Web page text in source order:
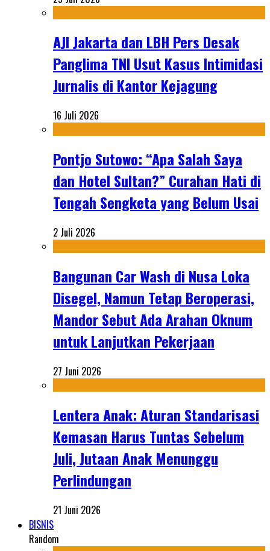
AJI Jakarta dan LBH Pers Desak
Panglima TNI Usut Kasus Intimidasi
Jurnalis di Kantor Kejagung
16 Juli 2026
Pontjo Sutowo: “Apa Salah Saya
dan Hotel Sultan?” Curahan Hati di
Tengah Sengketa yang Belum Usai
2 Juli 2026
Bangunan Car Wash di Nusa Loka
Disegel, Namun Tetap Beroperasi,
Mandor Sebut Ada Arahan Oknum
untuk Lanjutkan Pekerjaan
27 Juni 2026
Lentera Anak: Aturan Standarisasi
Kemasan Harus Tuntas Sebelum
Juli, Jutaan Anak Menunggu
Perlindungan
21 Juni 2026
BISNIS
Random